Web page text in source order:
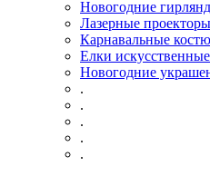
Новогодние
Лазерные проекторы
Карнавальные
Елки искусственные
Новогодние
.
.
.
.
.